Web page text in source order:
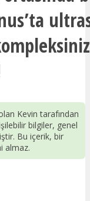
Kevin tarafından
bilgiler, genel
Bu içerik, bir
almaz.